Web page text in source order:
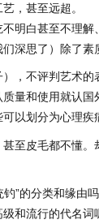
，甚至远超。
明白甚至不理
深思了）除了
，不评判艺术
量和使用就认
以划分为心理疾
至皮毛都不懂
钓”的分类和缘由
和流行的代名